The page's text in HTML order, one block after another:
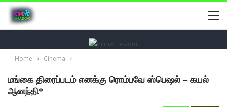
Home Cinema
மங்கை திரைப்படம் எனக்கு ரொம்பவே ஸ்பெஷல் – கயல்
ஆனந்தி*